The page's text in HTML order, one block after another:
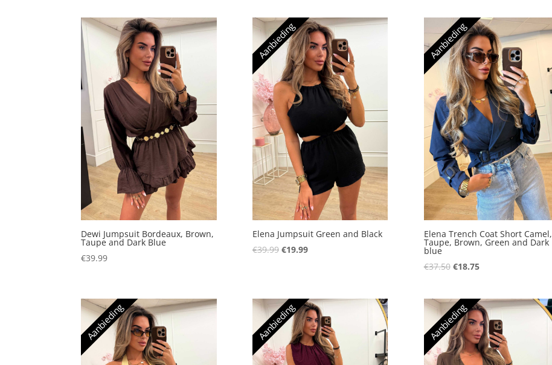
Dewi Jumpsuit Bordeaux, Brown,
Taupe and Dark Blue
€39.99
Aanbieding
Elena Jumpsuit Green and Black
€39.99 Oorspronkelijke
€19.99Huidige
Aanbieding
Elena Trench Coat Short Camel,
Taupe, Brown, Green and Dark
blue
€37.50 Oorspronkelijke
€37.50.
€18.75Huidige
€18.75.
Aanbieding Aanbieding Aanbieding